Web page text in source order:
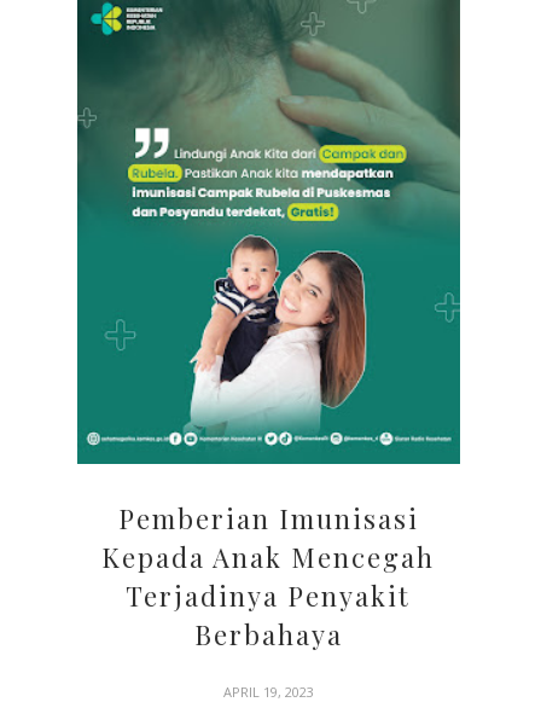
Pemberian Imunisasi
Kepada Anak Mencegah
Terjadinya Penyakit
Berbahaya
APRIL 19, 2023